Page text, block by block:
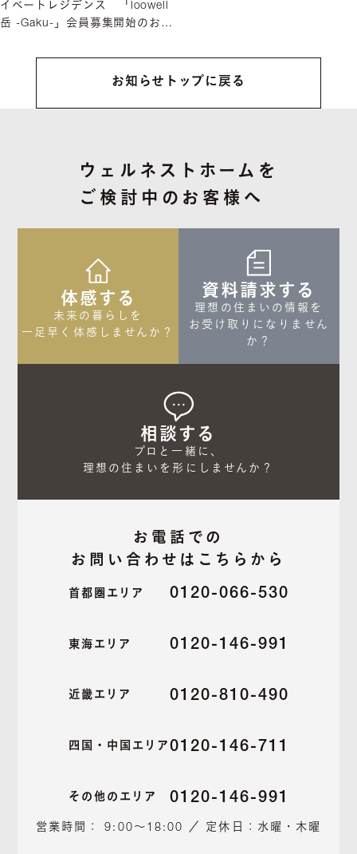
イベートレジデンス 「loowell
岳 -Gaku-」会員募集開始のお知
お知らせトップに戻る
ウェルネストホームを
ご検討中のお客様へ
体感する
未来の暮らしを
一足早く体感しませんか？
資料請求する
理想の住まいの情報を
お受け取りになりません
か？
相談する
プロと一緒に、
理想の住まいを形にしませんか？
お電話での
お問い合わせはこちらから
首都圏エリア 0120-066-530
東海エリア 0120-146-991
近畿エリア 0120-810-490
四国・中国エリア 0120-146-711
その他のエリア 0120-146-991
営業時間： 9:00～18:00 ／ 定休日：水曜・木曜